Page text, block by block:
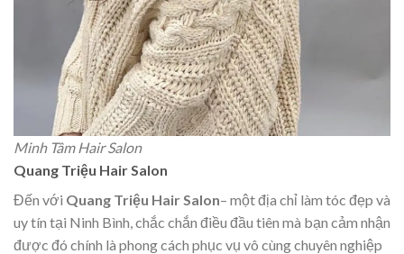
Minh Tâm Hair Salon
Quang Triệu Hair Salon
Đến với Quang Triệu Hair Salon– một địa chỉ làm tóc đẹp và
uy tín tại Ninh Bình, chắc chắn điều đầu tiên mà bạn cảm nhận
được đó chính là phong cách phục vụ vô cùng chuyên nghiệp